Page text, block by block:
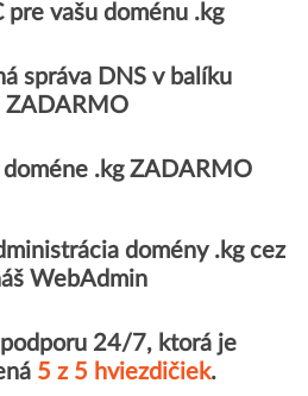
pre vašu doménu .kg
správa DNS v balíku
ZADARMO
.kg ZADARMO
domény .kg cez
WebAdmin
podporu 24/7, ktorá je
5 z 5 hviezdičiek.